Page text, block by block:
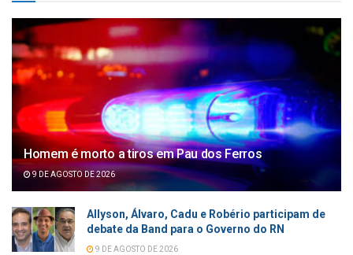
Homem é morto a tiros em Pau dos Ferros
9 DE AGOSTO DE 2026
Allyson, Álvaro, Cadu e Robério participam de
debate da Band para o Governo do RN
9 DE AGOSTO DE 2026